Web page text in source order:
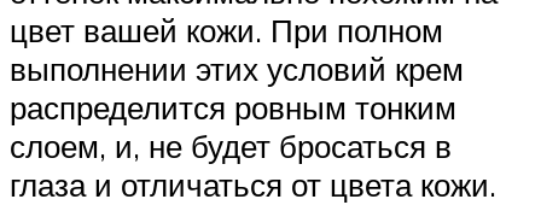
цвет вашей кожи. При полном
выполнении этих условий крем
распределится ровным тонким
слоем, и, не будет бросаться в
глаза и отличаться от цвета кожи.